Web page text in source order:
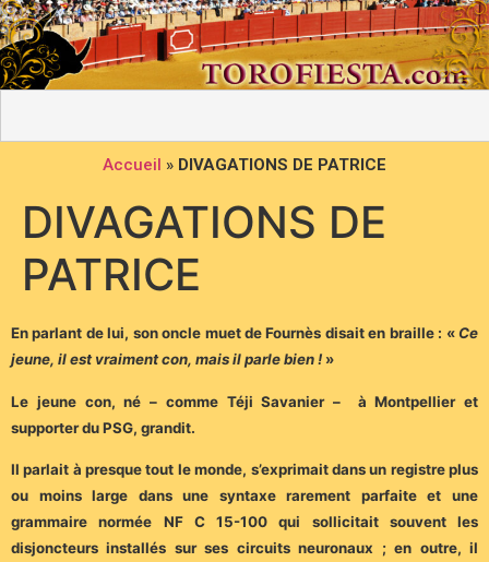
Accueil » DIVAGATIONS DE PATRICE
DIVAGATIONS DE
PATRICE
En parlant de lui, son oncle muet de Fournès disait en braille : «Ce
jeune, il est vraiment con, mais il parle bien ! »
Le jeune con, né – comme Téji Savanier – à Montpellier et
supporter du PSG, grandit.
Il parlait à presque tout le monde, s’exprimait dans un registre plus
ou moins large dans une syntaxe rarement parfaite et une
grammaire normée NF C 15-100 qui sollicitait souvent les
disjoncteurs installés sur ses circuits neuronaux ; en outre, il